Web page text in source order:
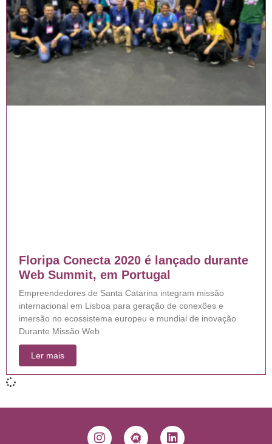
Floripa Conecta 2020 é lançado durante
Web Summit, em Portugal
Empreendedores de Santa Catarina integram missão
internacional em Lisboa para geração de conexões e
imersão no ecossistema europeu e mundial de inovação
Durante Missão Web
Ler mais